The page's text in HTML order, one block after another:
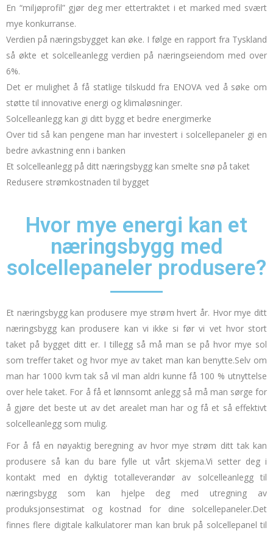
En “miljøprofil” gjør deg mer ettertraktet i et marked med svært
mye konkurranse.
Verdien på næringsbygget kan øke. I følge en rapport fra Tyskland
så økte et solcelleanlegg verdien på næringseiendom med over
6%.
Det er mulighet å få statlige tilskudd fra ENOVA ved å søke om
støtte til innovative energi og klimaløsninger.
Solcelleanlegg kan gi ditt bygg et bedre energimerke
Over tid så kan pengene man har investert i solcellepaneler gi en
bedre avkastning enn i banken
Et solcelleanlegg på ditt næringsbygg kan smelte snø på taket
Redusere strømkostnaden til bygget
Hvor mye energi kan et
næringsbygg med
solcellepaneler produsere?
Et næringsbygg kan produsere mye strøm hvert år. Hvor mye ditt
næringsbygg kan produsere kan vi ikke si før vi vet hvor stort
taket på bygget ditt er. I tillegg så må man se på hvor mye sol
som treffer taket og hvor mye av taket man kan benytte.Selv om
man har 1000 kvm tak så vil man aldri kunne få 100 % utnyttelse
over hele taket. For å få et lønnsomt anlegg så må man sørge for
å gjøre det beste ut av det arealet man har og få et så effektivt
solcelleanlegg som mulig.
For å få en nøyaktig beregning av hvor mye strøm ditt tak kan
produsere så kan du bare fylle ut vårt skjema.Vi setter deg i
kontakt med en dyktig totalleverandør av solcelleanlegg til
næringsbygg som kan hjelpe deg med utregning av
produksjonsestimat og kostnad for dine solcellepaneler.Det
finnes flere digitale kalkulatorer man kan bruk på solcellepanel til